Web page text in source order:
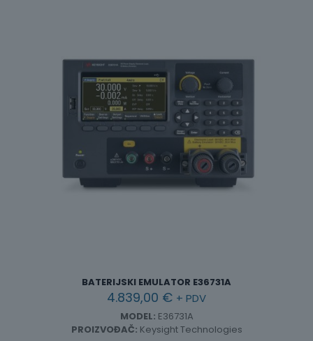
BATERIJSKI EMULATOR E36731A
4.839,00 € + PDV
MODEL: E36731A
PROIZVOĐAČ: Keysight Technologies